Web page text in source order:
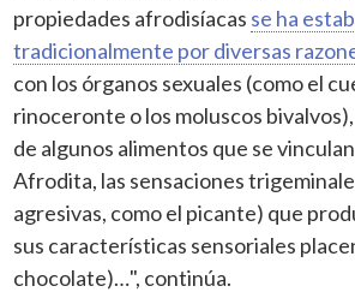
propiedades afrodisíacas se ha
tradicionalmente por diversas
con los órganos sexuales (como el
rinoceronte o los moluscos
de algunos alimentos que se
Afrodita, las sensaciones
agresivas, como el picante) que
sus características sensoriales
chocolate)…", continúa.